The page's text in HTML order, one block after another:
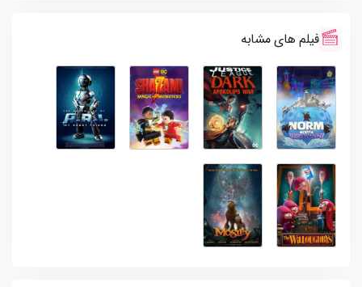
فیلم های مشابه